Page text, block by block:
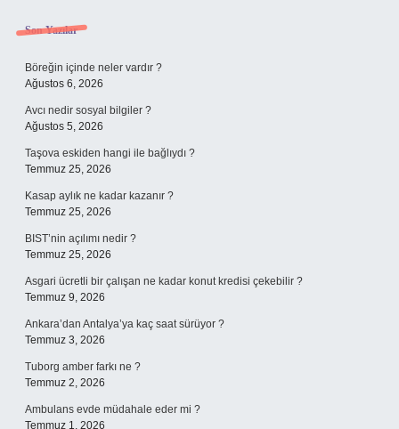
Sidebar
Son Yazılar
Böreğin içinde neler vardır ?
Ağustos 6, 2026
Avcı nedir sosyal bilgiler ?
Ağustos 5, 2026
Taşova eskiden hangi ile bağlıydı ?
Temmuz 25, 2026
Kasap aylık ne kadar kazanır ?
Temmuz 25, 2026
BIST’nin açılımı nedir ?
Temmuz 25, 2026
Asgari ücretli bir çalışan ne kadar konut kredisi çekebilir ?
Temmuz 9, 2026
Ankara’dan Antalya’ya kaç saat sürüyor ?
Temmuz 3, 2026
Tuborg amber farkı ne ?
Temmuz 2, 2026
Ambulans evde müdahale eder mi ?
Temmuz 1, 2026